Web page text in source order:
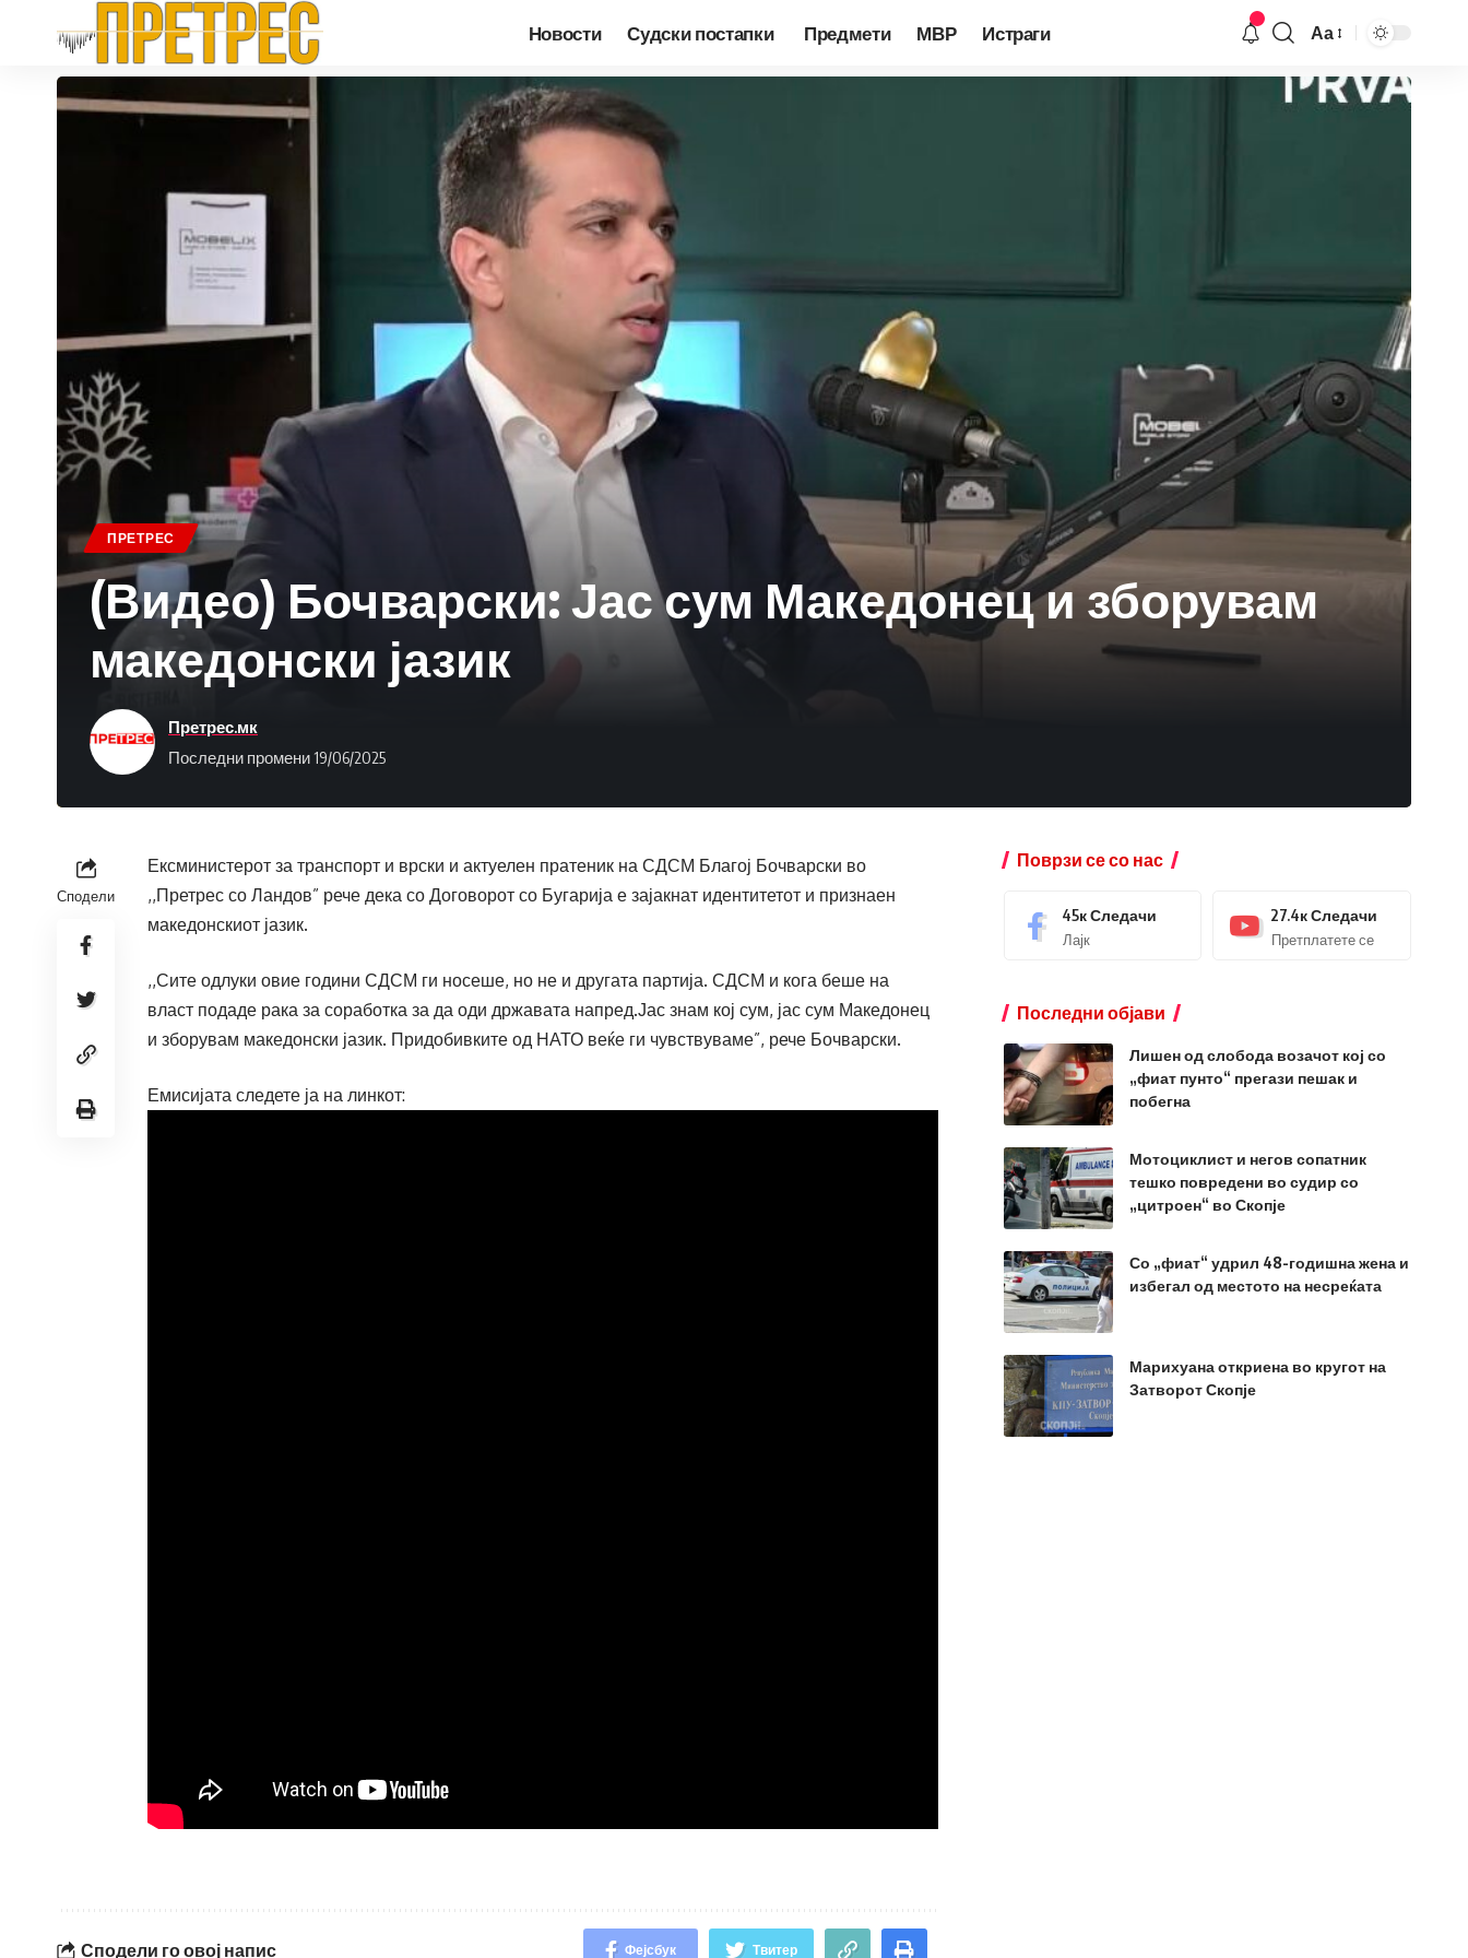
Новости Судски постапки Предмети МВР Истраги Аа
ПРЕТРЕС
(Видео) Бочварски: Јас сум Македонец и зборувам
македонски јазик
Последни промени 19/06/2025
Претрес.мк
Сподели
Ексминистерот за транспорт и врски и актуелен пратеник на СДСМ Благој Бочварски во
,,Претрес со Ландов” рече дека со Договорот со Бугарија е зајакнат идентитетот и признаен
македонскиот јазик.
,,Сите одлуки овие години СДСМ ги носеше, но не и другата партија. СДСМ и кога беше на
власт подаде рака за соработка за да оди државата напред.Јас знам кој сум, јас сум Македонец
и зборувам македонски јазик. Придобивките од НАТО веќе ги чувствуваме”, рече Бочварски.
Емисијата следете ја на линкот:
Сподели го овој напис Фејсбук Твитер
Поврзи се со нас
45кСледачи
Лајк
27.4кСледачи
Претплатете се
Последни објави
Лишен од слобода возачот кој со
„фиат пунто“ прегази пешак и
побегна
Мотоциклист и негов сопатник
тешко повредени во судир со
„цитроен“ во Скопје
Со „фиат“ удрил 48-годишна жена и
избегал од местото на несреќата
Марихуана откриена во кругот на
Затворот Скопје